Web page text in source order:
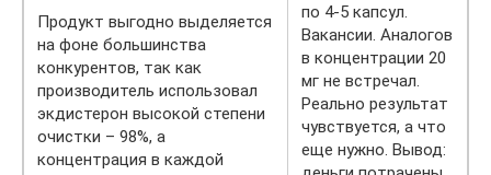
Продукт выгодно выделяется
на фоне большинства
конкурентов, так как
производитель использовал
экдистерон высокой степени
очистки – 98%, а
концентрация в каждой
по 4-5 капсул.
Вакансии. Аналогов
в концентрации 20
мг не встречал.
Реально результат
чувствуется, а что
еще нужно. Вывод: